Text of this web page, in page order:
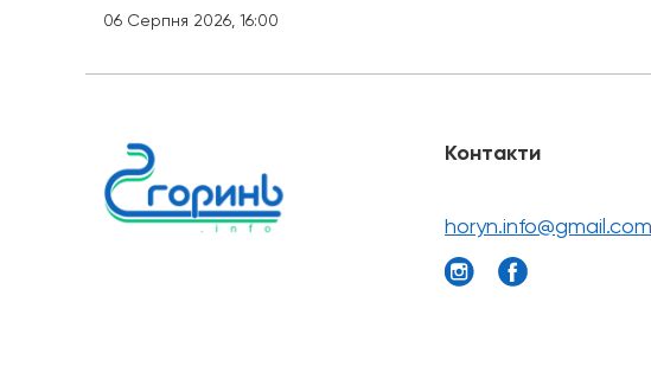
06 Серпня 2026, 16:00
Контакти
horyn.info@gmail.com